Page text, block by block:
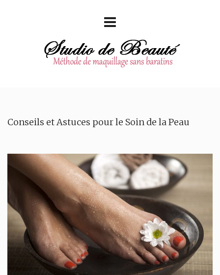
Conseils et Astuces pour le Soin de la Peau